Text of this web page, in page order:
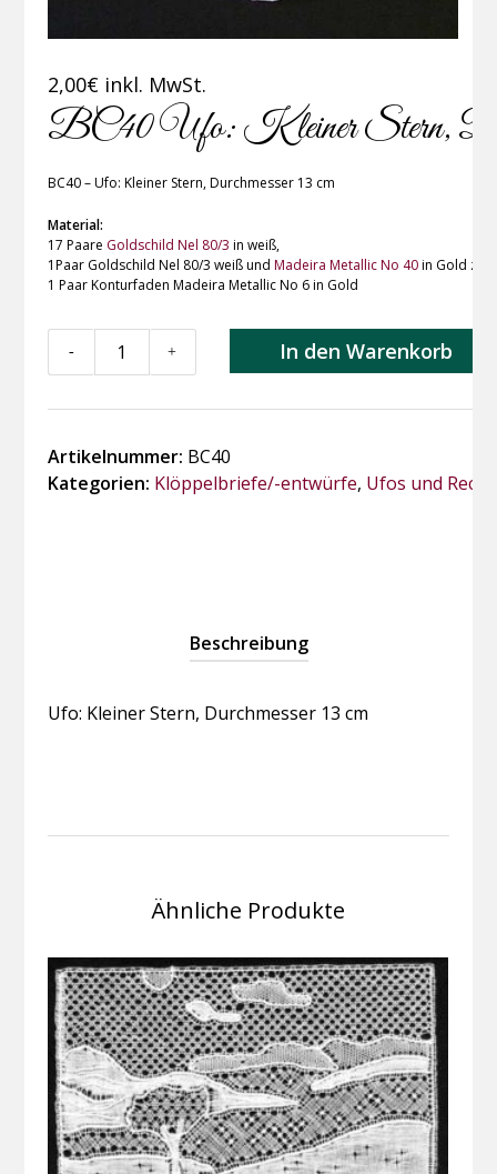
2,00€ inkl. MwSt.
BC40 Ufo: Kleiner Stern,
BC40 – Ufo: Kleiner Stern, Durchmesser 13 cm
Material:
17 Paare Goldschild Nel 80/3 in weiß,
1Paar Goldschild Nel 80/3 weiß und Madeira Metallic No 40in Gold
1 Paar Konturfaden Madeira Metallic No 6 in Gold
Ufo:
Durchmesser
13
- + In den Warenkorb
Artikelnummer: BC40
Kategorien: Klöppelbriefe/-entwürfe, Ufos und
Beschreibung
Ufo: Kleiner Stern, Durchmesser 13 cm
Ähnliche Produkte